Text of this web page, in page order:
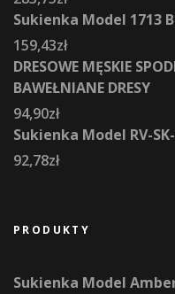
Sukienka Model 1713
159,43zł
DRESOWE MĘSKIE
BAWEŁNIANE DRESY
94,90zł
Sukienka Model RV-
92,78zł
PRODUKTY
Sukienka Model